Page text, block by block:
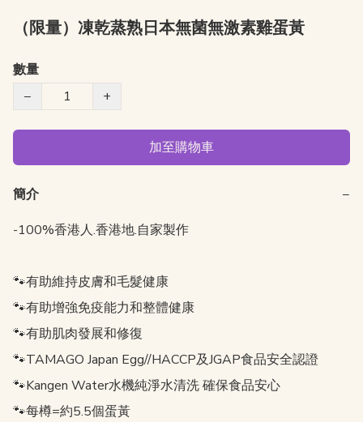
（限量）凍乾蒸熟日本無菌無激素雞蛋黃
數量
−
+
加至購物車
簡介
−
-100%香港人.香港地.自家製作
🐾有助維持皮膚和毛髮健康
🐾有助增強免疫能力和整體健康
🐾有助肌肉發展和修復
🐾TAMAGO Japan Egg//HACCP及JGAP食品安全認證
🐾Kangen Water水機純淨水清洗 確保食品安心
🐾每樽=約5.5個蛋黃